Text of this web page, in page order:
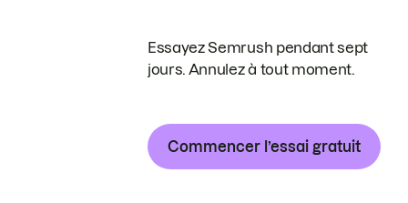
Essayez Semrush pendant sept
jours. Annulez à tout moment.
Commencer l’essai gratuit